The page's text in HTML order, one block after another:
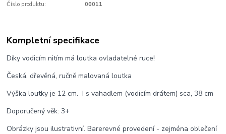
Číslo produktu: 00011
Kompletní specifikace
Díky vodicím nitím má loutka ovladatelné ruce!
Česká, dřevěná, ručně malovaná loutka
Výška loutky je 12 cm. I s vahadlem (vodicím drátem) sca, 38 cm
Doporučený věk: 3+
Obrázky jsou ilustrativní. Barerevné provedení - zejména oblečení